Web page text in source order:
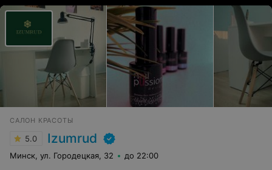
САЛОН КРАСОТЫ
5.0 Izumrud
Минск, ул. Городецкая, 32 до 22:00